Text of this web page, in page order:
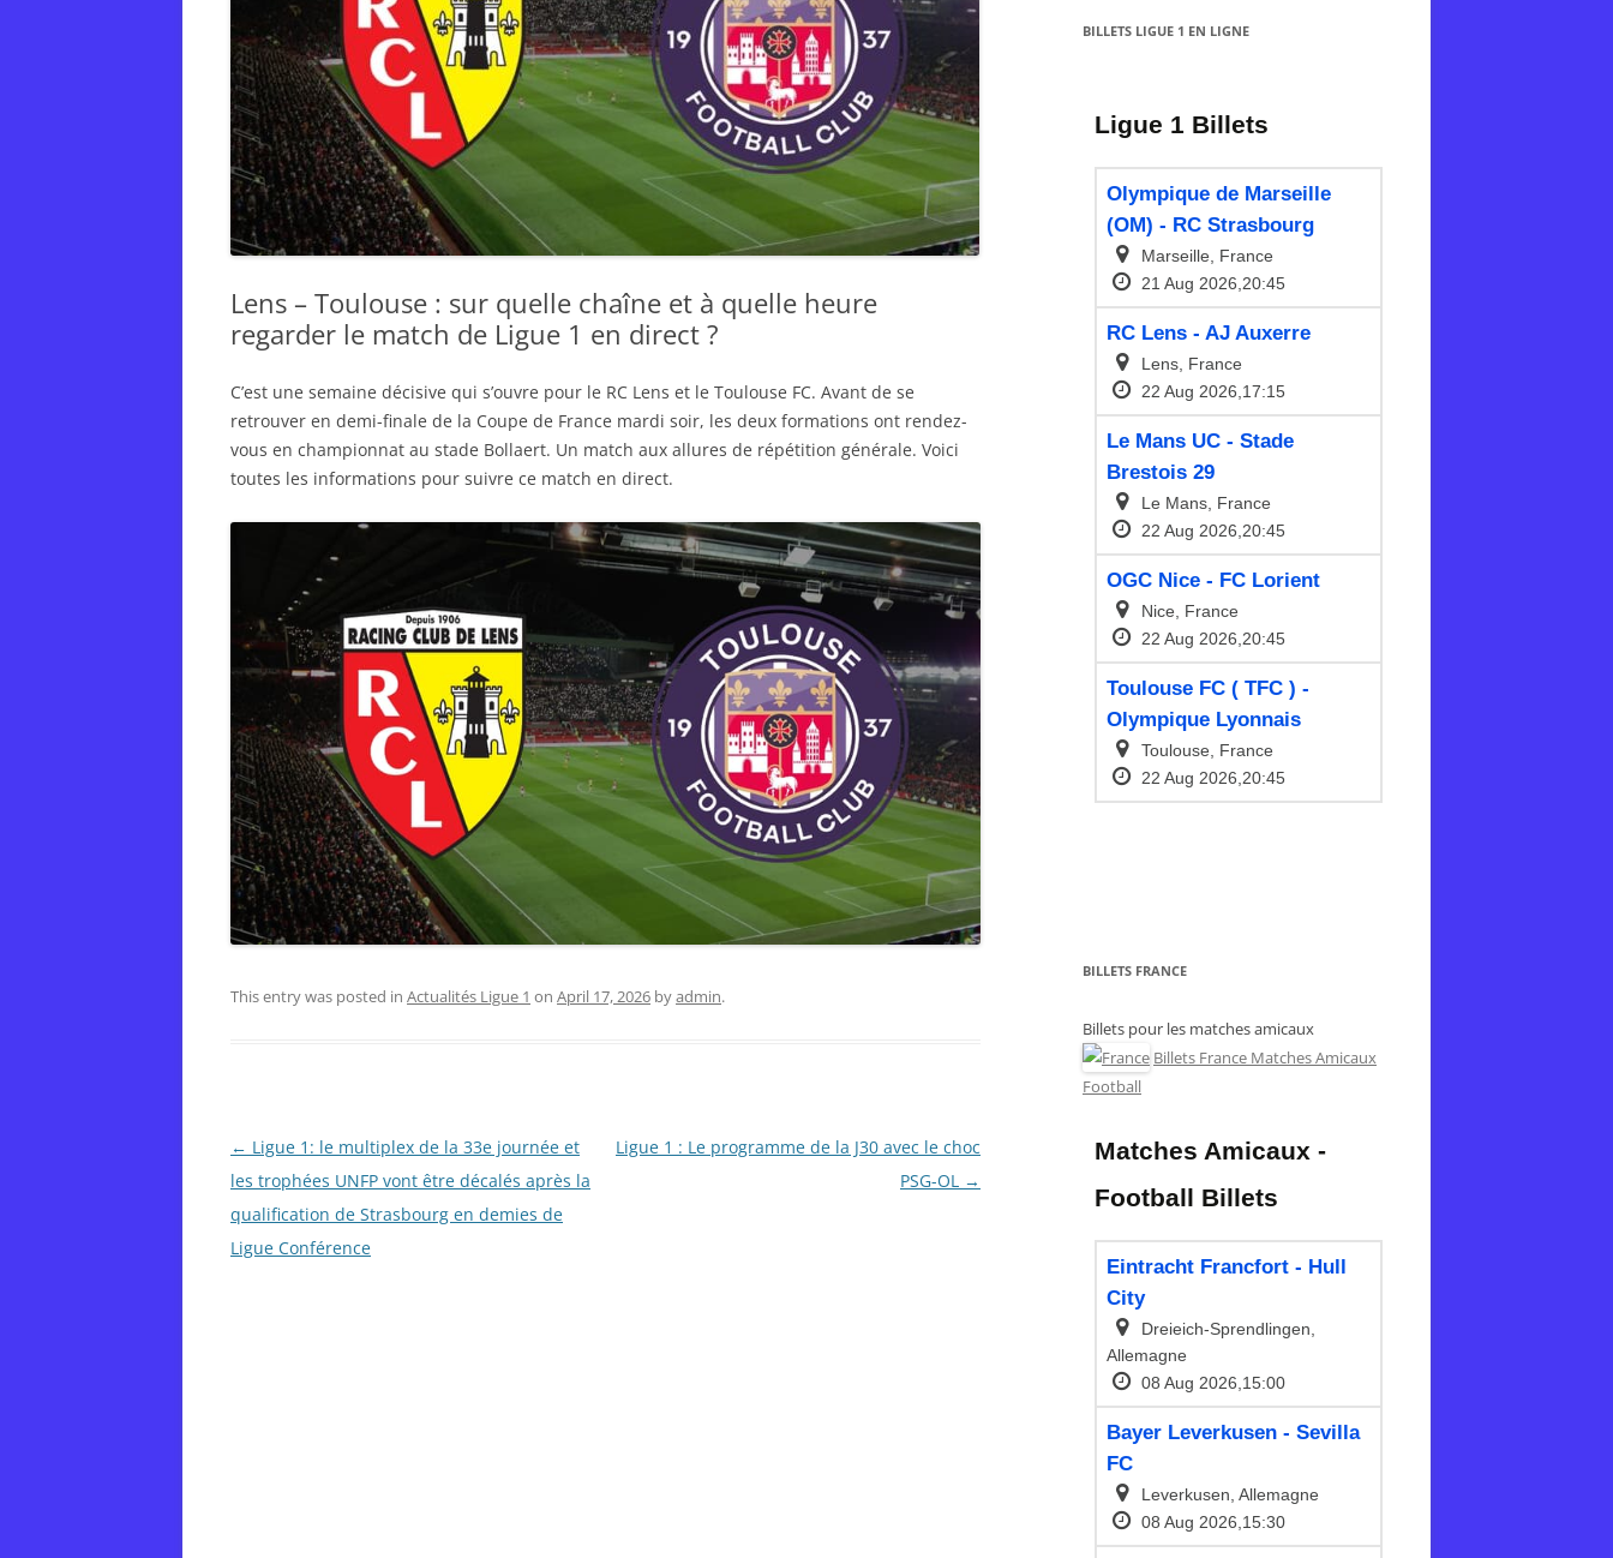
Lens – Toulouse : sur quelle chaîne et à quelle heure
regarder le match de Ligue 1 en direct ?
C’est une semaine décisive qui s’ouvre pour le RC Lens et le Toulouse FC. Avant de se
retrouver en demi-finale de la Coupe de France mardi soir, les deux formations ont rendez-
vous en championnat au stade Bollaert. Un match aux allures de répétition générale. Voici
toutes les informations pour suivre ce match en direct.
This entry was posted in Actualités Ligue 1 on April 17, 2026 byadmin.
Post
navigation
← Ligue 1: le multiplex de la 33e journée et
les trophées UNFP vont être décalés après la
qualification de Strasbourg en demies de
Ligue Conférence
Ligue 1 : Le programme de la J30 avec le choc
PSG-OL →
BILLETS LIGUE 1 EN LIGNE
BILLETS FRANCE
Billets pour les matches amicaux
Billets France Matches Amicaux
Football